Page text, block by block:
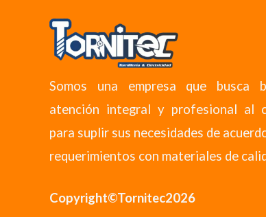
Somos una empresa que busca
atención integral y profesional al
para suplir sus necesidades de
requerimientos con materiales de
Copyright©Tornitec2026